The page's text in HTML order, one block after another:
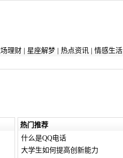
理财| 星座解梦| 热点资讯| 情感生活
热门推荐
什么是QQ电话
大学生如何提高创新能力